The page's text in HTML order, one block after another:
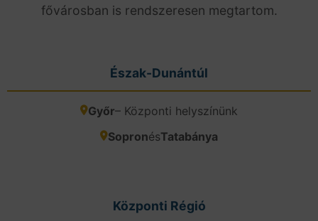
fővárosban is rendszeresen megtartom.
Észak-Dunántúl
Győr– Központi helyszínünk
SopronésTatabánya
Központi Régió